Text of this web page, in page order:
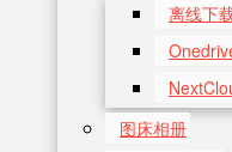
离线下
图床相册